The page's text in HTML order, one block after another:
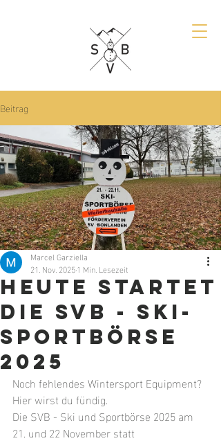
Beitrag
Heute startet
die SVB - Ski-
Sportbörse
2025
Marcel Garziella
21. Nov. 20251 Min. Lesezeit
Noch fehlendes Wintersport Equipment?
Hier wirst du fündig.
Die SVB - Ski und Sportbörse 2025 am
21. und 22 November statt